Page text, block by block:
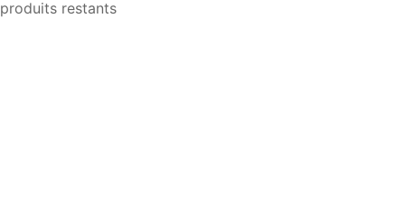
produits restants